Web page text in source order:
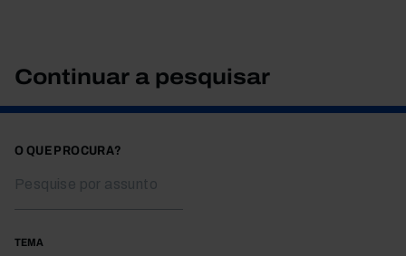
Continuar a pesquisar
O QUE PROCURA?
TEMA